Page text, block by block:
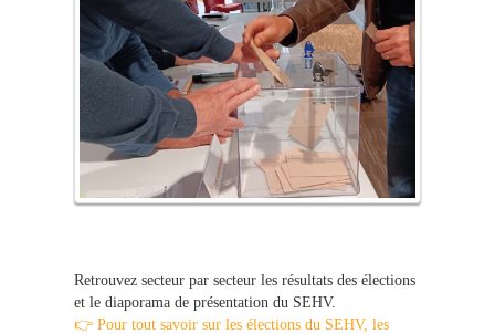
Retrouvez secteur par secteur les résultats des élections
et le diaporama de présentation du SEHV.
👉 Pour tout savoir sur les élections du SEHV, les